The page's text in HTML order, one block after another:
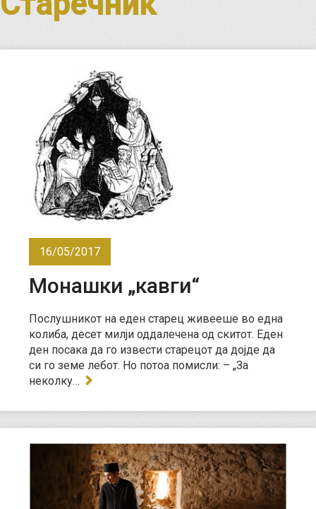
16/05/2017
Монашки „кавги“
Послушникот на еден старец живееше во една
колиба, десет милји оддалечена од скитот. Еден
ден посака да го извести старецот да дојде да
си го земе лебот. Но потоа помисли: – „За
неколку…